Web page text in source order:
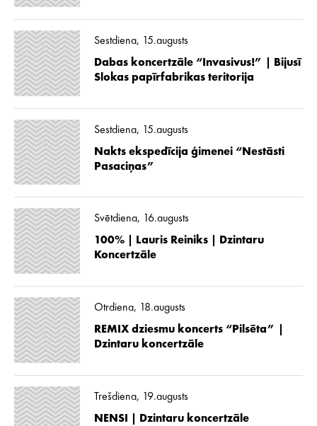
Sestdiena, 15.augusts
Dabas koncertzāle “Invasivus!” | Bijusī
Slokas papīrfabrikas teritorija
Sestdiena, 15.augusts
Nakts ekspedīcija ģimenei “Nestāsti
Pasaciņas”
Svētdiena, 16.augusts
100% | Lauris Reiniks | Dzintaru
Koncertzāle
Otrdiena, 18.augusts
REMIX dziesmu koncerts “Pilsēta” |
Dzintaru koncertzāle
Trešdiena, 19.augusts
NENSI | Dzintaru koncertzāle